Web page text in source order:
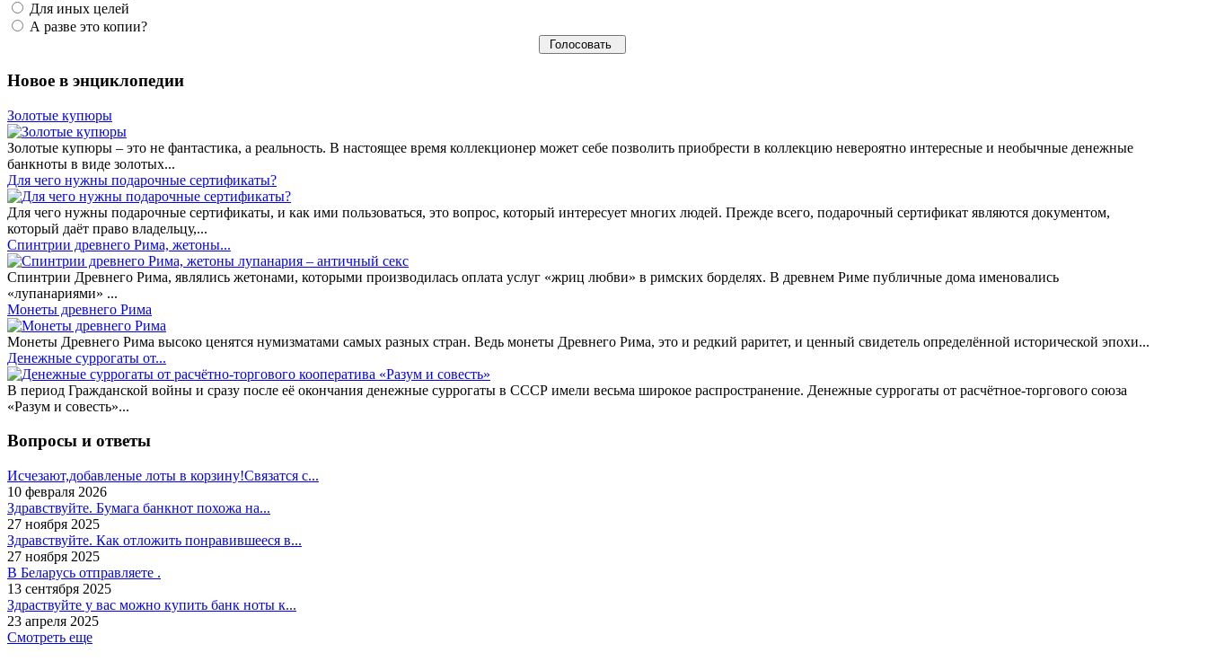
Для иных целей
А разве это копии?
Новое в энциклопедии
Золотые купюры
Золотые купюры – это не фантастика, а реальность. В настоящее время коллекционер может себе позволить приобрести в коллекцию невероятно интересные и необычные денежные
банкноты в виде золотых...
​Для чего нужны подарочные сертификаты?
Для чего нужны подарочные сертификаты, и как ими пользоваться, это вопрос, который интересует многих людей. Прежде всего, подарочный сертификат являются документом,
который даёт право владельцу,...
Спинтрии древнего Рима, жетоны...
Спинтрии Древнего Рима, являлись жетонами, которыми производилась оплата услуг «жриц любви» в римских борделях. В древнем Риме публичные дома именовались
«лупанариями» ...
Монеты древнего Рима
Монеты Древнего Рима высоко ценятся нумизматами самых разных стран. Ведь монеты Древнего Рима, это и редкий раритет, и ценный свидетель определённой исторической эпохи...
Денежные суррогаты от...
В период Гражданской войны и сразу после её окончания денежные суррогаты в СССР имели весьма широкое распространение. Денежные суррогаты от расчётное-торгового союза
«Разум и совесть»...
Вопросы и ответы
Исчезают,добавленые лоты в корзину!Связатся с...
10 февраля 2026
Здравствуйте. Бумага банкнот похожа на...
27 ноября 2025
Здравствуйте. Как отложить понравившееся в...
27 ноября 2025
В Беларусь отправляете .
13 сентября 2025
Здраствуйте у вас можно купить банк ноты к...
23 апреля 2025
Смотреть еще